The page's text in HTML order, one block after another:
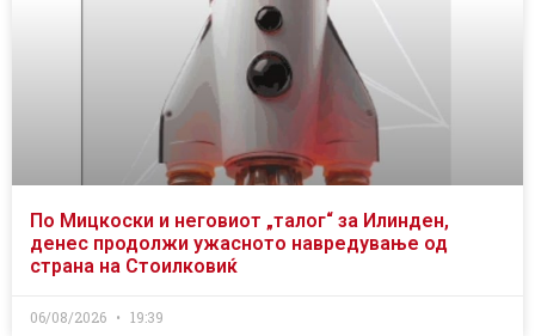
По Мицкоски и неговиот „талог“ за Илинден,
денес продолжи ужасното навредување од
страна на Стоилковиќ
06/08/2026 19:39